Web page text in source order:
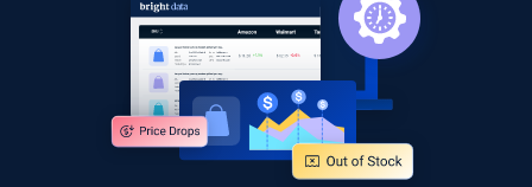
Amazon products global dataset - Collect
products from Brands URLs
Title, Seller name, Brand, Description, Initial